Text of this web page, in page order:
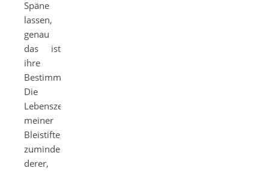
Späne
lassen,
genau
das ist
ihre
Bestimmung.
Die
Lebenszeit
meiner
Bleistifte,
zumindest
derer,